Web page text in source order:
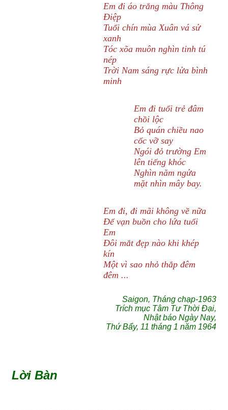
Em đi áo trắng màu Thông
Điệp
Tuổi chín mùa Xuân vá sử
xanh
Tóc xõa muôn nghìn tinh tú
nép
Trời Nam sáng rực lửa bình
minh
Em đi tuổi trẻ đâm
chồi lộc
Bỏ quán chiều nao
cốc vỡ say
Ngói đỏ trường Em
lên tiếng khóc
Nghìn năm ngửa
mặt nhìn mây bay.
Em đi, đi mãi không về nữa
Để vạn buồn cho lứa tuổi
Em
Đôi mắt đẹp nào khi khép
kín
Một vì sao nhỏ thắp đêm
đêm ...
Saigon, Tháng chạp-1963
Trích mục Tâm Tư Thời Đại,
Nhật báo Ngày Nay,
Thứ Bẩy, 11 tháng 1 năm 1964
Lời Bàn